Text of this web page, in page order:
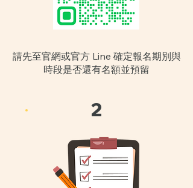
請先至官網或官方 Line 確定報名期別與
時段是否還有名額並預留
2